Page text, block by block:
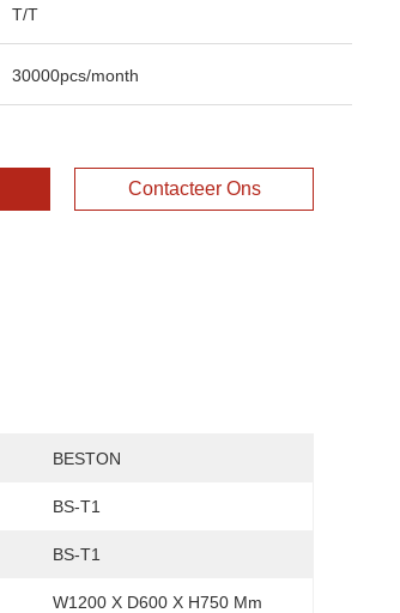
T/T
30000pcs/month
Contacteer Ons
BESTON
BS-T1
BS-T1
W1200 X D600 X H750 Mm